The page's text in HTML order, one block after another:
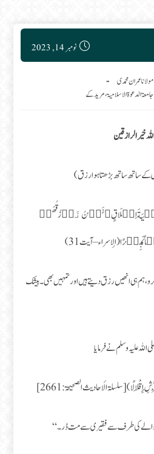
Post published:
نومبر 14, 2023
مولانا عمران محمدی
جامعۃ الدعوۃ الاسلامیۃ، مریدکے
خیر الرازقين
کے ساتھ ساتھ بڑھتا ہوا رزق )
اِمۡلَاقٍ‌ؕ نَحۡنُ نَرۡزُقُهُمۡ
(الإسراء – آیت 31)
ہم ہی انھیں رزق دیتے ہیں اور تمہیں بھی۔ بیشک
اللہ علیہ و سلم نے فرمایا
) [سلسلۃ الأحادیث الصحیحۃ : 2661 ]
والے کی طرف سے فقیری سے مت ڈر۔ “